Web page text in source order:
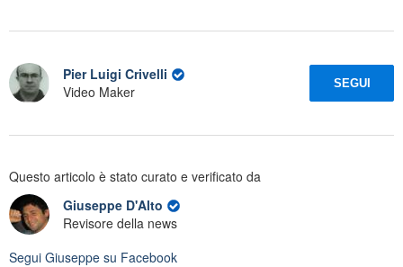
Pier Luigi Crivelli
Video Maker
SEGUI
Questo articolo è stato curato e verificato da
Giuseppe D'Alto
Revisore della news
Segui Giuseppe su Facebook